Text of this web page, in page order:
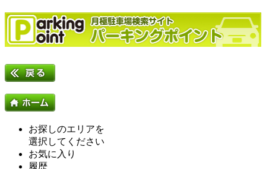
お探しのエリアを
選択してください
お気に入り
履歴